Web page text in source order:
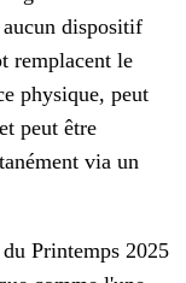
dispositif
remplacent le
physique, peut
peut être
via un
Printemps 2025